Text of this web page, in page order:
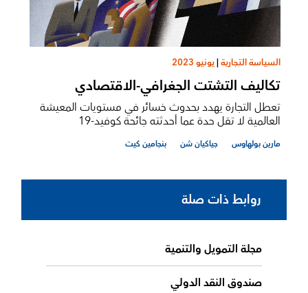
السياسة التجارية|يونيو 2023
تكاليف التشتت الجغرافي-الاقتصادي
تعطل التجارة يهدد بحدوث خسائر في مستويات المعيشة
العالمية لا تقل حدة عما أحدثته جائحة كوفيد-19
مارين بولهاوس جياكيان شن بنجامين كيت
روابط ذات صلة
مجلة التمويل والتنمية
صندوق النقد الدولي